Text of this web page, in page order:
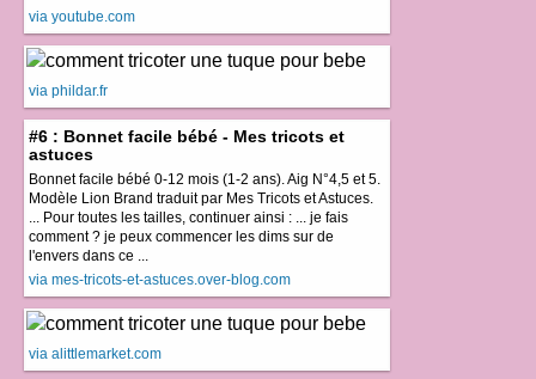
via youtube.com
via phildar.fr
#6 : Bonnet facile bébé - Mes tricots et
astuces
Bonnet facile bébé 0-12 mois (1-2 ans). Aig N°4,5 et 5.
Modèle Lion Brand traduit par Mes Tricots et Astuces.
... Pour toutes les tailles, continuer ainsi : ... je fais
comment ? je peux commencer les dims sur de
l'envers dans ce ...
via mes-tricots-et-astuces.over-blog.com
via alittlemarket.com